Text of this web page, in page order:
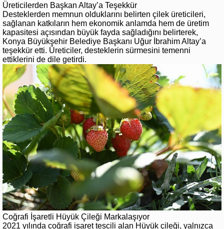
Üreticilerden Başkan Altay’a Teşekkür
Desteklerden memnun olduklarını belirten çilek üreticileri,
sağlanan katkıların hem ekonomik anlamda hem de üretim
kapasitesi açısından büyük fayda sağladığını belirterek,
Konya Büyükşehir Belediye Başkanı Uğur İbrahim Altay’a
teşekkür etti. Üreticiler, desteklerin sürmesini temenni
ettiklerini de dile getirdi.
Coğrafi İşaretli Hüyük Çileği Markalaşıyor
2021 yılında coğrafi işaret tescili alan Hüyük çileği, yalnızca